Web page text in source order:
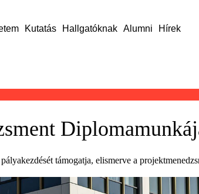
Kutatás Hallgatóknak Alumni Hírek
támogatja, elismerve a